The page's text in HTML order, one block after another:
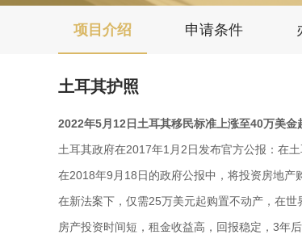
项目介绍 申请条件
土耳其护照
2022年5月12日土耳其移民标准上涨至40万美金
土耳其政府在2017年1月2日发布官方公报：在
在2018年9月18日的政府公报中，将投资房地产
在新法案下，仅需25万美元起购置不动产，在世
房产投资时间短，租金收益高，回报稳定，3年